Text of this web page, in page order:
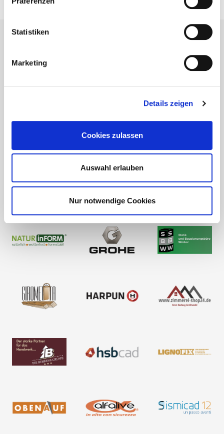
Statistiken
Marketing
Details zeigen
Cookies zulassen
Auswahl erlauben
Nur notwendige Cookies
Ingenieurholzbau